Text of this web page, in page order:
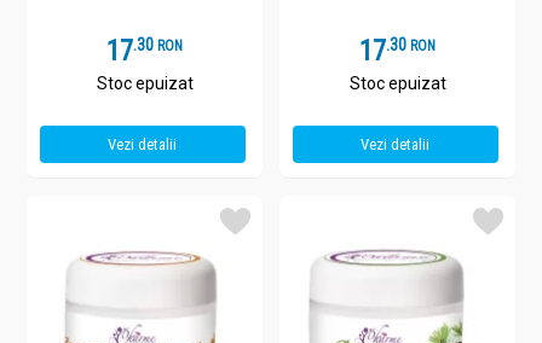
17.3 RON
Stoc epuizat
Vezi detalii
17.3 RON
Stoc epuizat
Vezi detalii